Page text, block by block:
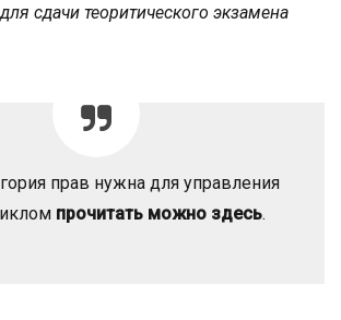
сдачи теоритического экзамена
прав нужна для управления
прочитать можно здесь.